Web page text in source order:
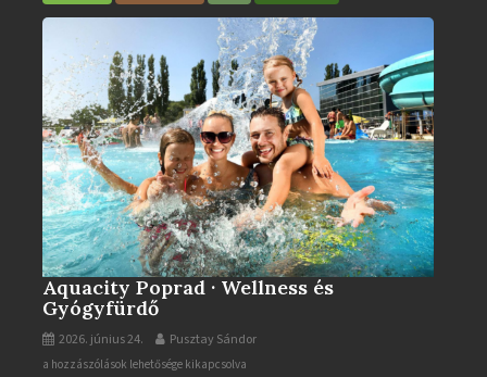
bejegyzéshez
Aquacity Poprad · Wellness és
Gyógyfürdő
2026. június 24. Pusztay Sándor
Aquacity
a hozzászólások lehetősége kikapcsolva